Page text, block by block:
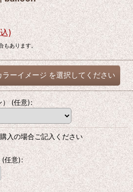
)
もあります。
ラーイメージ を選択してください
）(任意):
入の場合ご記入ください
(任意):